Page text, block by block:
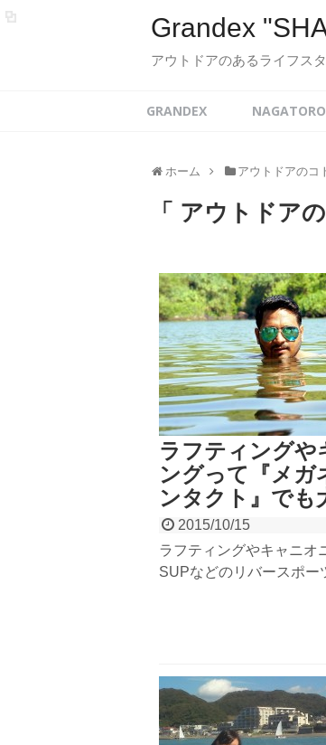
Grandex
アウトドアのあるライフス
GRANDEX
ホーム アウトドアのコ
「 アウトドア
ラフティングや
ングって『メガ
ンタクト』でも
2015/10/15
ラフティングやキャニオ
SUPなどのリバースポー
ます。今回はそんな話。